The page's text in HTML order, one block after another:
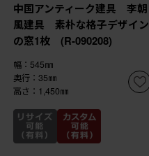
中国アンティーク建具 李朝
風建具 素朴な格子デザイン
の窓1枚 (R-090208)
幅：545㎜
奥行：35㎜
高さ：1,450㎜